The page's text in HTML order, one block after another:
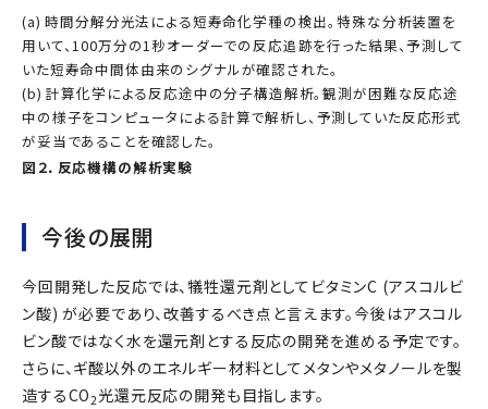
図２．反応機構の解析実験
(a) 時間分解分光法による短寿命化学種の検出。特殊な分析装置を
用いて、100万分の1秒オーダーでの反応追跡を行った結果、予測して
いた短寿命中間体由来のシグナルが確認された。
(b) 計算化学による反応途中の分子構造解析。観測が困難な反応途
中の様子をコンピュータによる計算で解析し、予測していた反応形式
が妥当であることを確認した。
今後の展開
今回開発した反応では、犠牲還元剤としてビタミンC (アスコルビ
ン酸) が必要であり、改善するべき点と言えます。今後はアスコル
ビン酸ではなく水を還元剤とする反応の開発を進める予定です。
さらに、ギ酸以外のエネルギー材料としてメタンやメタノールを製
造するCO2 光還元反応の開発も目指します。